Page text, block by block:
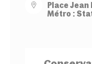
Place
Métro :